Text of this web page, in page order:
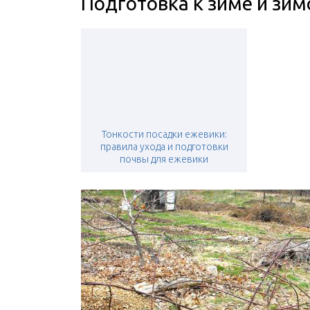
Тонкости посадки ежевики:
правила ухода и подготовки
почвы для ежевики